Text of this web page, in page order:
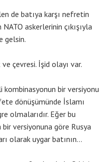
de batıya karşı nefretin
askerlerinin çıkışıyla
gelsin.
çevresi. İşid olayı var.
kombinasyonun bir versiyonu
dönüşümünde İslamı
olmalarıdır. Eğer bu
versiyonuna göre Rusya
olarak uygar batının…